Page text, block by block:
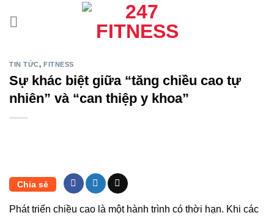
TIN TỨC,FITNESS
Sự khác biệt giữa “tăng chiều cao tự
nhiên” và “can thiệp y khoa”
Chia sẻ
Phát triển chiều cao là một hành trình có thời hạn. Khi các